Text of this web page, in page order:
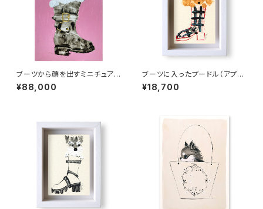
ブーツから顔を出すミニチュアシ
ュナウザー(B3)
¥88,000
ブーツに入ったプードル（アプリ
コット）
¥18,700